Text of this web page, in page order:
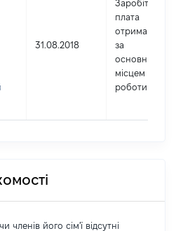
31.08.2018
Заробітна
плата
отримана
за
основним
місцем
роботи
членів його сім'ї відсутні